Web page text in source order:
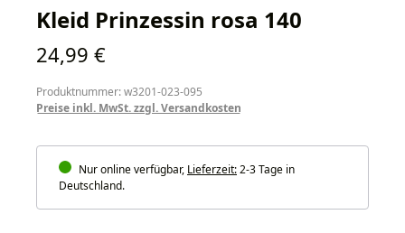
Kleid Prinzessin rosa 140
Regulärer Preis:
24,99 €
Produktnummer: w3201-023-095
Preise inkl. MwSt. zzgl. Versandkosten
Nur online verfügbar, Lieferzeit:2-3 Tage in
Deutschland.